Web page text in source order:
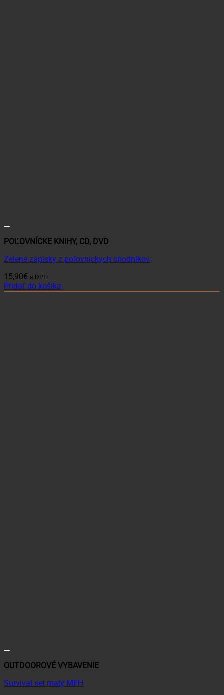
POĽOVNÍCKE KNIHY, CD, DVD
Zelené zápisky z poľovníckych chodníkov
15,90€ s DPH
Pridať do košíka
OUTDOOROVÉ VYBAVENIE
Survival set malý MFH